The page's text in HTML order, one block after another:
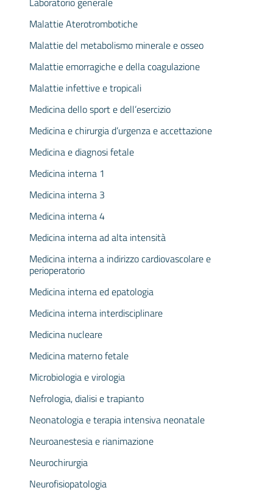
Malattie Aterotrombotiche
Malattie del metabolismo minerale e osseo
Malattie emorragiche e della coagulazione
Malattie infettive e tropicali
Medicina dello sport e dell’esercizio
Medicina e chirurgia d’urgenza e accettazione
Medicina e diagnosi fetale
Medicina interna 1
Medicina interna 3
Medicina interna 4
Medicina interna ad alta intensità
Medicina interna a indirizzo cardiovascolare e
perioperatorio
Medicina interna ed epatologia
Medicina interna interdisciplinare
Medicina nucleare
Medicina materno fetale
Microbiologia e virologia
Nefrologia, dialisi e trapianto
Neonatologia e terapia intensiva neonatale
Neuroanestesia e rianimazione
Neurochirurgia
Neurofisiopatologia